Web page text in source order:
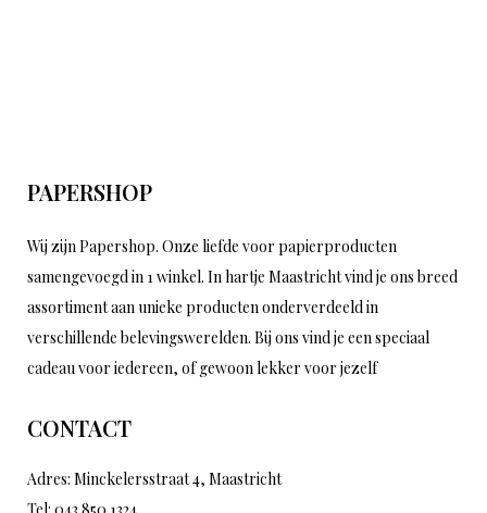
PAPERSHOP
Wij zijn Papershop. Onze liefde voor papierproducten
samengevoegd in 1 winkel. In hartje Maastricht vind je ons breed
assortiment aan unieke producten onderverdeeld in
verschillende belevingswerelden. Bij ons vind je een speciaal
cadeau voor iedereen, of gewoon lekker voor jezelf
CONTACT
Adres: Minckelersstraat 4, Maastricht